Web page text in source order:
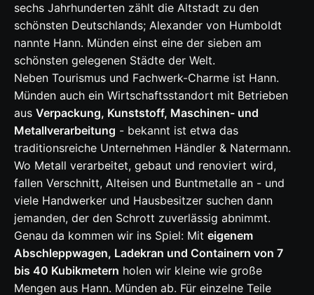
sechs Jahrhunderten zählt die Altstadt zu den
schönsten Deutschlands; Alexander von Humboldt
nannte Hann. Münden einst eine der sieben am
schönsten gelegenen Städte der Welt.
Neben Tourismus und Fachwerk-Charme ist Hann.
Münden auch ein Wirtschaftsstandort mit Betrieben
aus Verpackung, Kunststoff, Maschinen- und
Metallverarbeitung - bekannt ist etwa das
traditionsreiche Unternehmen Händler & Natermann.
Wo Metall verarbeitet, gebaut und renoviert wird,
fallen Verschnitt, Alteisen und Buntmetalle an - und
viele Handwerker und Hausbesitzer suchen dann
jemanden, der den Schrott zuverlässig abnimmt.
Genau da kommen wir ins Spiel: Mit eigenem
Abschleppwagen, Ladekran und Containern von 7
bis 40 Kubikmetern holen wir kleine wie große
Mengen aus Hann. Münden ab. Für einzelne Teile